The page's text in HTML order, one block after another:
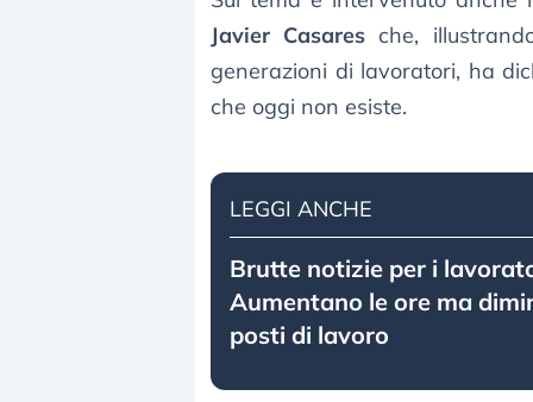
Javier Casares che,
generazioni di lavoratori, ha
che oggi non esiste.
LEGGI ANCHE
Brutte notizie per i
Aumentano le ore ma
posti di lavoro